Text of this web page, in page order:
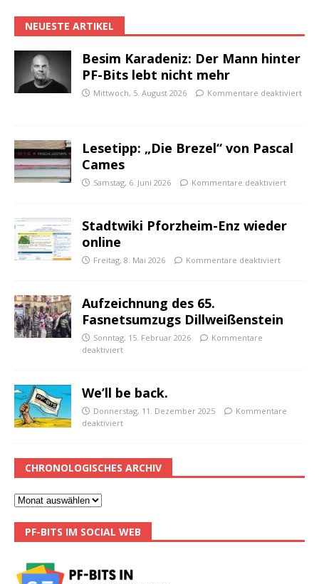
NEUESTE ARTIKEL
Besim Karadeniz: Der Mann hinter
PF-Bits lebt nicht mehr
Mittwoch, 5. August 2026 Kommentare deaktiviert
Lesetipp: „Die Brezel“ von Pascal
Cames
Samstag, 6. Juni 2026 Kommentare deaktiviert
Stadtwiki Pforzheim-Enz wieder
online
Freitag, 8. Mai 2026 Kommentare deaktiviert
Aufzeichnung des 65.
Fasnetsumzugs Dillweißenstein
Sonntag, 15. Februar 2026
Kommentare
deaktiviert
We’ll be back.
Donnerstag, 11. Dezember 2025
Kommentare
deaktiviert
CHRONOLOGISCHES ARCHIV
PF-BITS IM SOCIAL WEB